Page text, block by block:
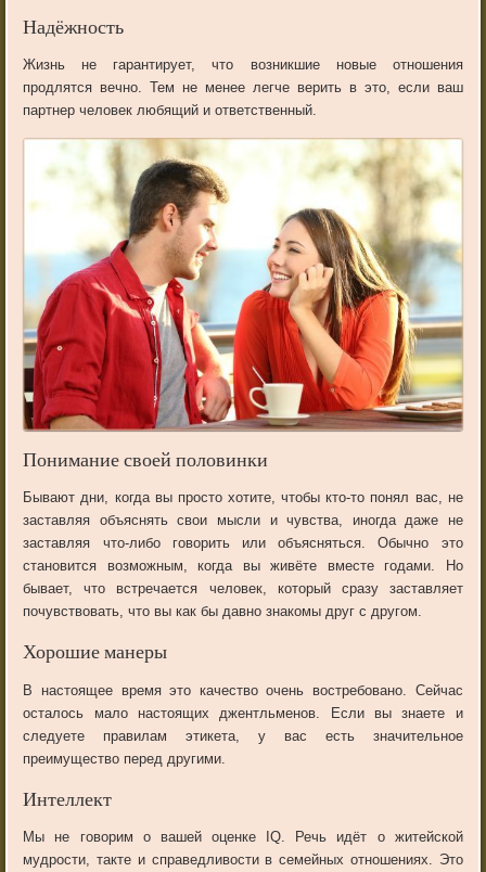
Надёжность
Жизнь не гарантирует, что возникшие новые отношения
продлятся вечно. Тем не менее легче верить в это, если ваш
партнер человек любящий и ответственный.
Понимание своей половинки
Бывают дни, когда вы просто хотите, чтобы кто-то понял вас, не
заставляя объяснять свои мысли и чувства, иногда даже не
заставляя что-либо говорить или объясняться. Обычно это
становится возможным, когда вы живёте вместе годами. Но
бывает, что встречается человек, который сразу заставляет
почувствовать, что вы как бы давно знакомы друг с другом.
Хорошие манеры
В настоящее время это качество очень востребовано. Сейчас
осталось мало настоящих джентльменов. Если вы знаете и
следуете правилам этикета, у вас есть значительное
преимущество перед другими.
Интеллект
Мы не говорим о вашей оценке IQ. Речь идёт о житейской
мудрости, такте и справедливости в семейных отношениях. Это